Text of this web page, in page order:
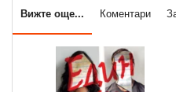
Вижте още... Коментари